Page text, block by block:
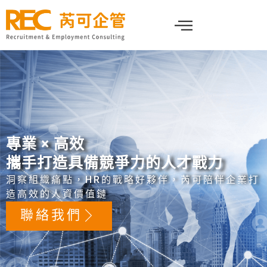
主
要
容
專業 × 高效
攜手打造具備競爭力的人才戰力
洞察組織痛點，HR的戰略好夥伴，芮可陪伴企業打
造高效的人資價值鏈
聯絡我們